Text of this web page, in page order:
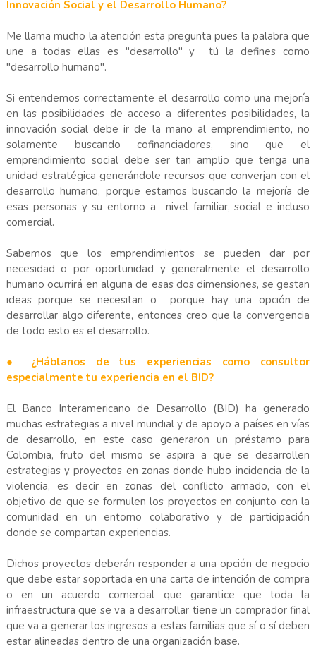
Innovación Social y el Desarrollo Humano?
Me llama mucho la atención esta pregunta pues la palabra que
une a todas ellas es "desarrollo" y tú la defines como
"desarrollo humano".
Si entendemos correctamente el desarrollo como una mejoría
en las posibilidades de acceso a diferentes posibilidades, la
innovación social debe ir de la mano al emprendimiento, no
solamente buscando cofinanciadores, sino que el
emprendimiento social debe ser tan amplio que tenga una
unidad estratégica generándole recursos que converjan con el
desarrollo humano, porque estamos buscando la mejoría de
esas personas y su entorno a nivel familiar, social e incluso
comercial.
Sabemos que los emprendimientos se pueden dar por
necesidad o por oportunidad y generalmente el desarrollo
humano ocurrirá en alguna de esas dos dimensiones, se gestan
ideas porque se necesitan o porque hay una opción de
desarrollar algo diferente, entonces creo que la convergencia
de todo esto es el desarrollo.
● ¿Háblanos de tus experiencias como consultor
especialmente tu experiencia en el BID?
El Banco Interamericano de Desarrollo (BID) ha generado
muchas estrategias a nivel mundial y de apoyo a países en vías
de desarrollo, en este caso generaron un préstamo para
Colombia, fruto del mismo se aspira a que se desarrollen
estrategias y proyectos en zonas donde hubo incidencia de la
violencia, es decir en zonas del conflicto armado, con el
objetivo de que se formulen los proyectos en conjunto con la
comunidad en un entorno colaborativo y de participación
donde se compartan experiencias.
Dichos proyectos deberán responder a una opción de negocio
que debe estar soportada en una carta de intención de compra
o en un acuerdo comercial que garantice que toda la
infraestructura que se va a desarrollar tiene un comprador final
que va a generar los ingresos a estas familias que sí o sí deben
estar alineadas dentro de una organización base.